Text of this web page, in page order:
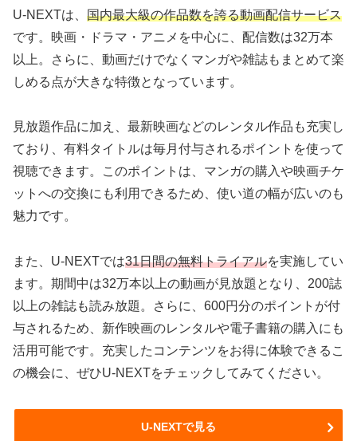
U-NEXTは、 国内最大級の作品数を誇る動画配信サービス
です。映画・ドラマ・アニメを中心に、配信数は32万本
以上。さらに、動画だけでなくマンガや雑誌もまとめて楽
しめる点が大きな特徴となっています。
見放題作品に加え、最新映画などのレンタル作品も充実し
ており、有料タイトルは毎月付与されるポイントを使って
視聴できます。このポイントは、マンガの購入や映画チケ
ットへの交換にも利用できるため、使い道の幅が広いのも
魅力です。
また、U-NEXTでは31日間の無料トライアルを実施してい
ます。期間中は32万本以上の動画が見放題となり、200誌
以上の雑誌も読み放題。さらに、600円分のポイントが付
与されるため、新作映画のレンタルや電子書籍の購入にも
活用可能です。充実したコンテンツをお得に体験できるこ
の機会に、ぜひU-NEXTをチェックしてみてください。
U-NEXTで見る